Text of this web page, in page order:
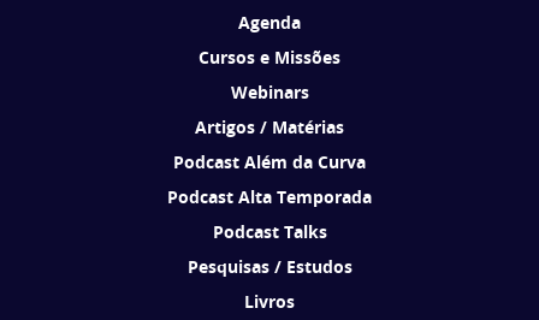
Agenda
Cursos e Missões
Webinars
Artigos / Matérias
Podcast Além da Curva
Podcast Alta Temporada
Podcast Talks
Pesquisas / Estudos
Livros